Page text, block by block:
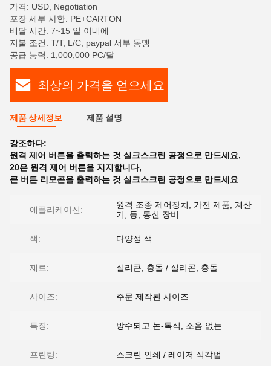
가격: USD, Negotiation
포장 세부 사항: PE+CARTON
배달 시간: 7~15 일 이내에
지불 조건: T/T, L/C, paypal 서부 동맹
공급 능력: 1,000,000 PC/달
최상의 가격을 얻으세요
제품 상세정보 제품 설명
강조하다:
원격 제어 버튼을 출력하는 것 실크스크린 공정으로 만드세요,
20은 원격 제어 버튼을 지지합니다,
큰 버튼 리모콘을 출력하는 것 실크스크린 공정으로 만드세요
애플리케이션:
원격 조종 제어장치, 가전 제품, 계산
기, 등, 통신 장비
색: 다양성 색
재료: 실리콘, 충돌 / 실리콘, 충돌
사이즈: 주문 제작된 사이즈
특징: 방수되고 논-톡식, 소음 없는
프린팅: 스크린 인쇄 / 레이저 식각법